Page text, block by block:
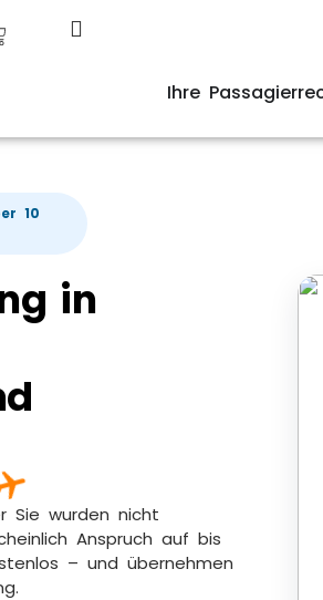
Ihre
10
in
Sie wurden nicht
Anspruch auf bis
– und übernehmen